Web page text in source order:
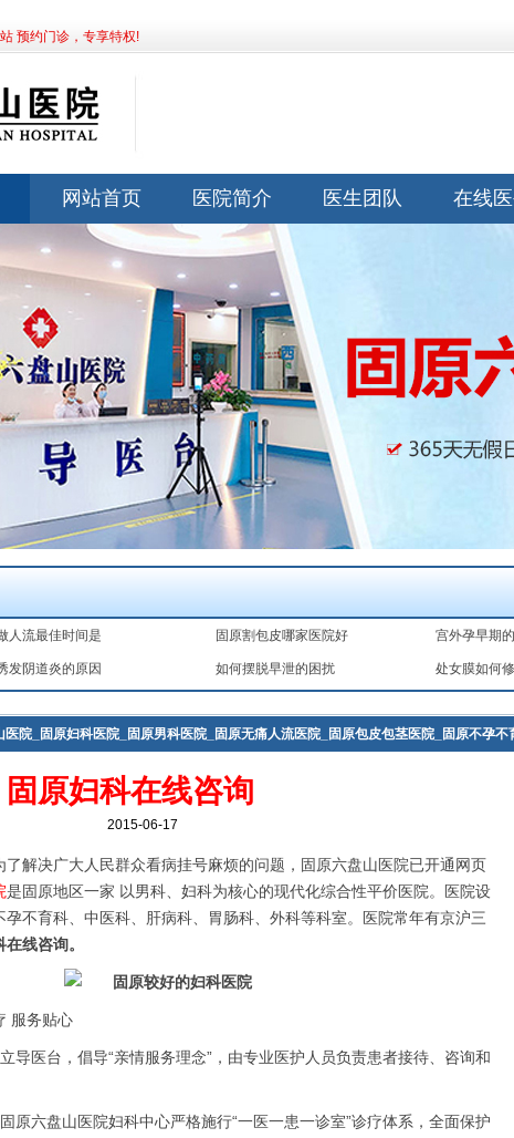
预约门诊，专享特权!
网站首页
网站首页
医院简介 医生团队 在线
人流最佳时间是 固原割包皮哪家医院好 宫外孕早期
发阴道炎的原因 如何摆脱早泄的困扰 处女膜如何
院_固原妇科医院_固原男科医院_固原无痛人流医院_固原包皮包茎医院_固原不孕不
固原妇科在线咨询
2015-06-17
了解决广大人民群众看病挂号麻烦的问题，固原六盘山医院已开通网页
是固原地区一家 以男科、妇科为核心的现代化综合性平价医院。医院设
不育科、中医科、肝病科、胃肠科、外科等科室。医院常年有京沪三
线咨询。
服务贴心
导医台，倡导“亲情服务理念”，由专业医护人员负责患者接待、咨询和
固原六盘山医院妇科中心严格施行“一医一患一诊室”诊疗体系，全面保护